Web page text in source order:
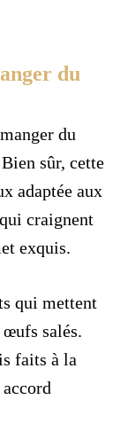
du
du
sûr, cette
adaptée aux
craignent
exquis.
qui mettent
œufs salés.
faits à la